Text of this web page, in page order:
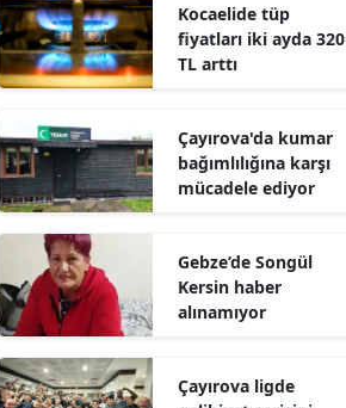
Gaziantep
Giresun
Hakkari
Isparta
Mersin
Kocaelide tüp
fiyatları iki ayda 320
TL arttı
Çayırova'da kumar
bağımlılığına karşı
mücadele ediyor
Gebze’de Songül
Kersin haber
alınamıyor
Çayırova ligde